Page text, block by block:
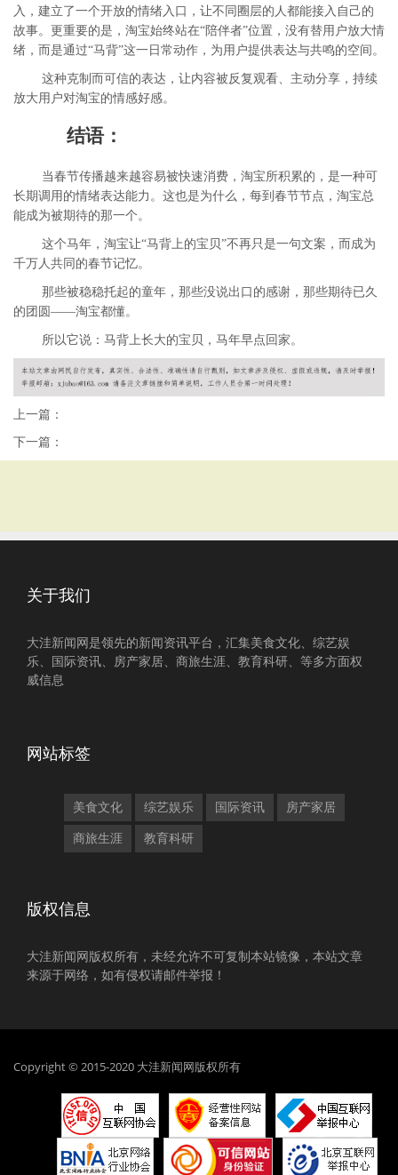
入，建立了一个开放的情绪入口，让不同圈层的人都能接入自己的
故事。更重要的是，淘宝始终站在“陪伴者”位置，没有替用户放大情
绪，而是通过“马背”这一日常动作，为用户提供表达与共鸣的空间。
这种克制而可信的表达，让内容被反复观看、主动分享，持续
放大用户对淘宝的情感好感。
结语：
当春节传播越来越容易被快速消费，淘宝所积累的，是一种可
长期调用的情绪表达能力。这也是为什么，每到春节节点，淘宝总
能成为被期待的那一个。
这个马年，淘宝让“马背上的宝贝”不再只是一句文案，而成为
千万人共同的春节记忆。
那些被稳稳托起的童年，那些没说出口的感谢，那些期待已久
的团圆——淘宝都懂。
所以它说：马背上长大的宝贝，马年早点回家。
上一篇：
下一篇：
关于我们
大洼新闻网是领先的新闻资讯平台，汇集美食文化、综艺娱
乐、国际资讯、房产家居、商旅生涯、教育科研、等多方面权
威信息
网站标签
美食文化 综艺娱乐 国际资讯 房产家居
商旅生涯 教育科研
版权信息
大洼新闻网版权所有，未经允许不可复制本站镜像，本站文章
来源于网络，如有侵权请邮件举报！
Copyright © 2015-2020 大洼新闻网版权所有